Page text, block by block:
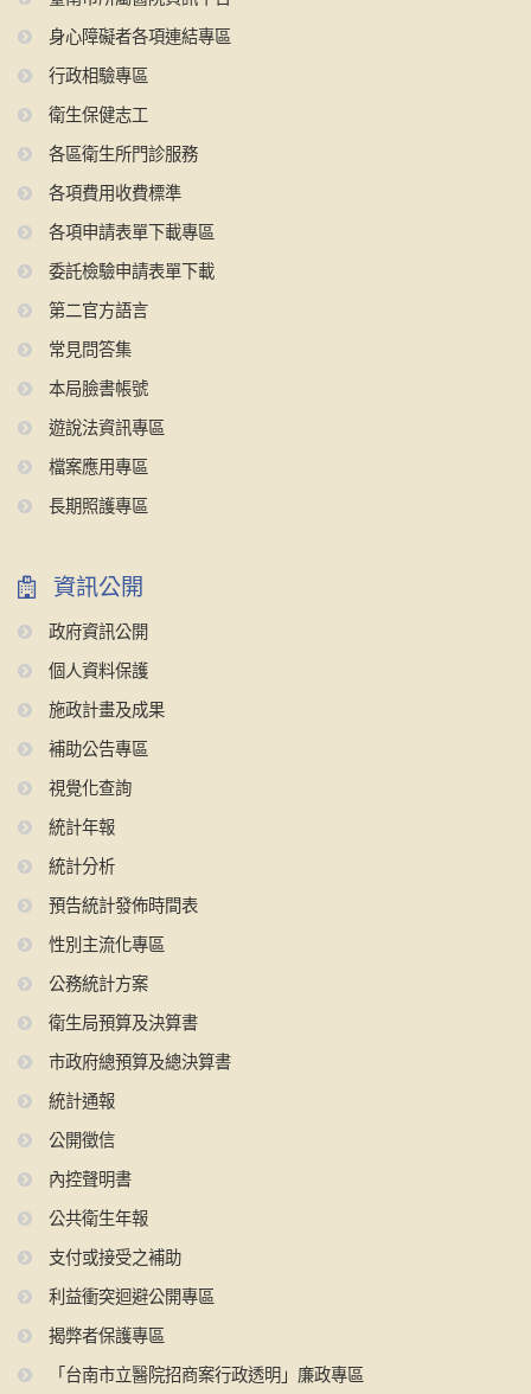
身心障礙者各項連結專區
行政相驗專區
衛生保健志工
各區衛生所門診服務
各項費用收費標準
各項申請表單下載專區
委託檢驗申請表單下載
第二官方語言
常見問答集
本局臉書帳號
遊說法資訊專區
檔案應用專區
長期照護專區
資訊公開
政府資訊公開
個人資料保護
施政計畫及成果
補助公告專區
視覺化查詢
統計年報
統計分析
預告統計發佈時間表
性別主流化專區
公務統計方案
衛生局預算及決算書
市政府總預算及總決算書
統計通報
公開徵信
內控聲明書
公共衛生年報
支付或接受之補助
利益衝突迴避公開專區
揭弊者保護專區
「台南市立醫院招商案行政透明」廉政專區